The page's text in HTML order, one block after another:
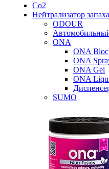
Со2
Нейтрализатор запаха
ODOUR
ONA
ONA
ONA
ONA Gel
ONA
SUMO